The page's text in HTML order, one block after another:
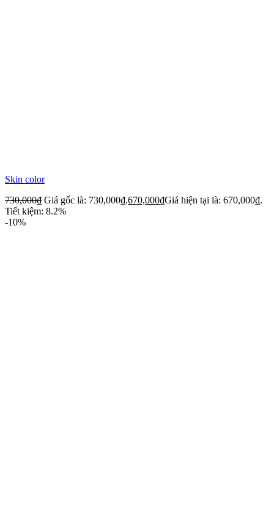
Skin color
730,000₫ Giá gốc là: 730,000₫.670,000₫Giá hiện tại là: 670,000₫.
Tiết kiệm: 8.2%
-10%